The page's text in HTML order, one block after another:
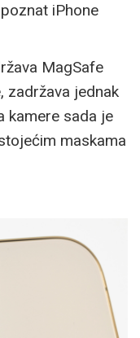
iPhone
MagSafe
zadržava jednak
kamere sada je
maskama